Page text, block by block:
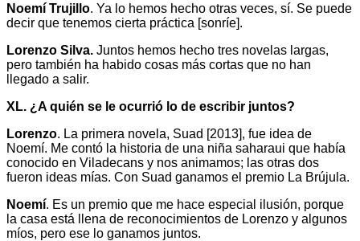
Noemí Trujillo. Ya lo hemos hecho otras veces, sí. Se puede
decir que tenemos cierta práctica [sonríe].
Lorenzo Silva. Juntos hemos hecho tres novelas largas,
pero también ha habido cosas más cortas que no han
llegado a salir.
XL. ¿A quién se le ocurrió lo de escribir juntos?
Lorenzo. La primera novela, Suad [2013], fue idea de
Noemí. Me contó la historia de una niña saharaui que había
conocido en Viladecans y nos animamos; las otras dos
fueron ideas mías. Con Suad ganamos el premio La Brújula.
Noemí. Es un premio que me hace especial ilusión, porque
la casa está llena de reconocimientos de Lorenzo y algunos
míos, pero ese lo ganamos juntos.